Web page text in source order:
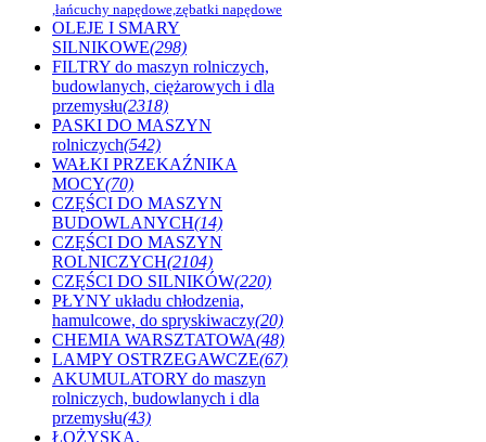
,łańcuchy napędowe,zębatki napędowe
OLEJE I SMARY
SILNIKOWE(298)
FILTRY do maszyn rolniczych,
budowlanych, ciężarowych i dla
przemysłu(2318)
PASKI DO MASZYN
rolniczych(542)
WAŁKI PRZEKAŹNIKA
MOCY(70)
CZĘŚCI DO MASZYN
BUDOWLANYCH(14)
CZĘŚCI DO MASZYN
ROLNICZYCH(2104)
CZĘŚCI DO SILNIKÓW(220)
PŁYNY układu chłodzenia,
hamulcowe, do spryskiwaczy(20)
CHEMIA WARSZTATOWA(48)
LAMPY OSTRZEGAWCZE(67)
AKUMULATORY do maszyn
rolniczych, budowlanych i dla
przemysłu(43)
ŁOŻYSKA,